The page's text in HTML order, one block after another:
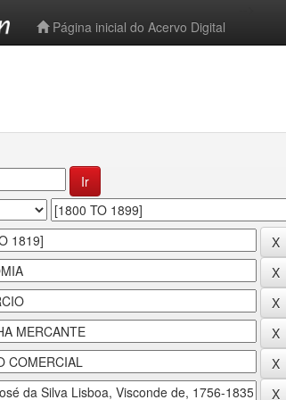
Página inicial do Acervo Digital